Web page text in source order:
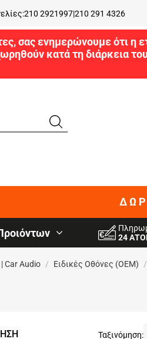
210 2921997|210 291 4326
σας ενημερώνουμε ότι η
κατά τη διάρκεια
24
Car Audio / Ειδικές Oθόνες (OEM) /
Ταξινόμηση: